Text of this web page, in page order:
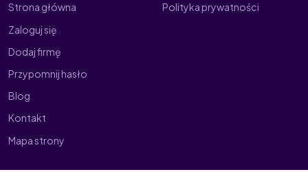
Strona główna
Zaloguj się
Dodaj firmę
Przypomnij hasło
Blog
Kontakt
Mapa strony
Polityka prywatności